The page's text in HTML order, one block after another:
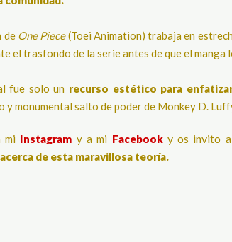
de One Piece(Toei Animation) trabaja en
el trasfondo de la serie antes de que el manga
fue solo un recurso estético para
y monumental salto de poder de Monkey D.
mi Instagram y a mi Facebook y os invito
de esta maravillosa teoría.